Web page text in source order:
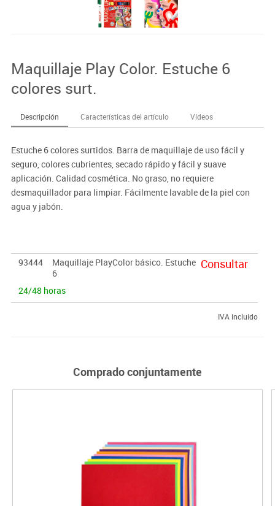
Maquillaje Play Color. Estuche 6
colores surt.
Descripción Características del artículo Vídeos
Estuche 6 colores surtidos. Barra de maquillaje de uso fácil y
seguro, colores cubrientes, secado rápido y fácil y suave
aplicación. Calidad cosmética. No graso, no requiere
desmaquillador para limpiar. Fácilmente lavable de la piel con
agua y jabón.
93444
Maquillaje PlayColor básico. Estuche
6
24/48 horas
Consultar
IVA incluido
Comprado conjuntamente